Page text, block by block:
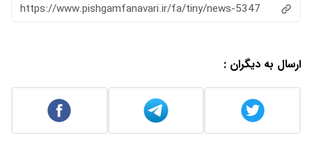
https://www.pishgamfanavari.ir/fa/tiny/news-5347
ارسال به دیگران :